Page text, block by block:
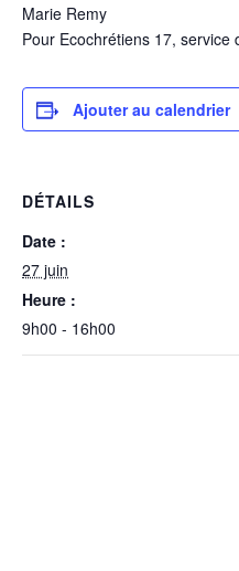
Marie Remy
Pour Ecochrétiens 17, service
Ajouter au calendrier
DÉTAILS
Date :
27 juin
Heure :
9h00 - 16h00